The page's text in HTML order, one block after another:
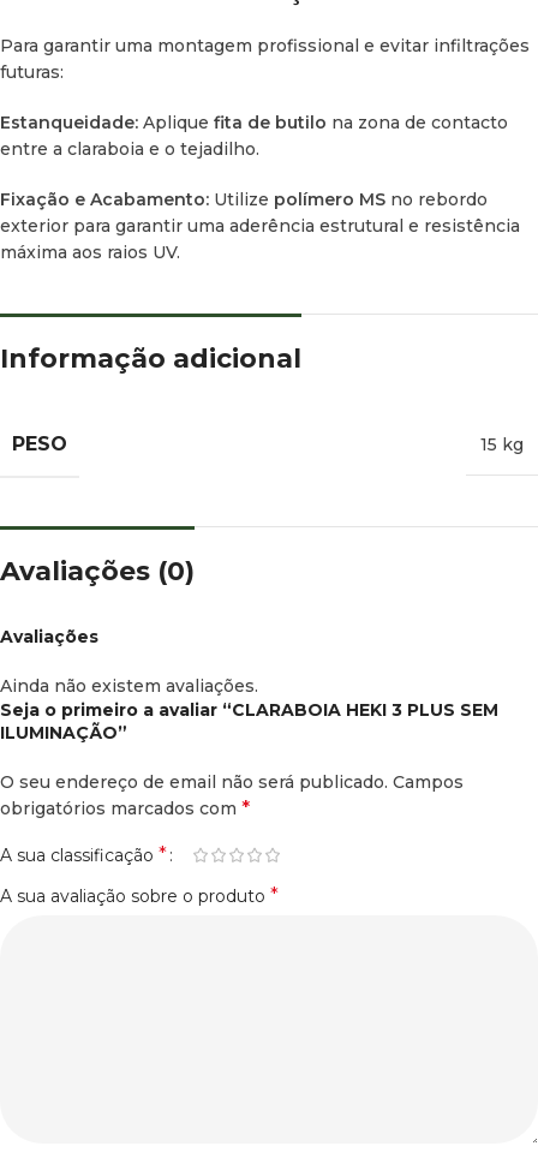
Para garantir uma montagem profissional e evitar infiltrações
futuras:
Estanqueidade: Aplique fita de butilo na zona de contacto
entre a claraboia e o tejadilho.
Fixação e Acabamento: Utilize polímero MS no rebordo
exterior para garantir uma aderência estrutural e resistência
máxima aos raios UV.
Informação adicional
PESO 15 kg
Avaliações (0)
Avaliações
Ainda não existem avaliações.
Seja o primeiro a avaliar “CLARABOIA HEKI 3 PLUS SEM
ILUMINAÇÃO”
O seu endereço de email não será publicado. Campos
obrigatórios marcados com *
A sua classificação *
A sua avaliação sobre o produto *